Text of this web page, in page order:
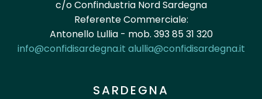
c/o Confindustria Nord Sardegna
Referente Commerciale:
Antonello Lullia - mob. 393 85 31 320
info@confidisardegna.it alullia@confidisardegna.it
SARDEGNA